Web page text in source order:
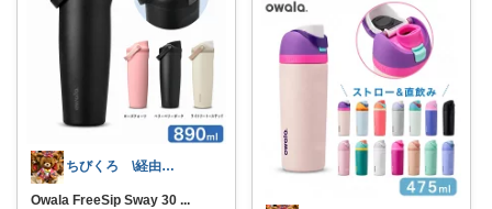
ちびくろ \経由購入ありがとうござます/
Owala FreeSip Sway 30 ...